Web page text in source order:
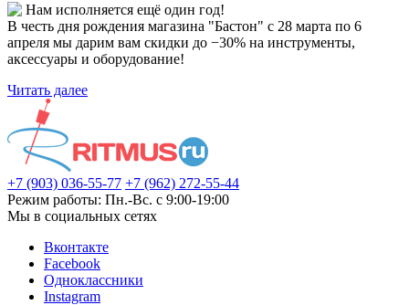
Нам исполняется ещё один год!
В честь дня рождения магазина "Бастон" с 28 марта по 6
апреля мы дарим вам скидки до −30% на инструменты,
аксессуары и оборудование!
Читать далее
+7 (903) 036-55-77 +7 (962) 272-55-44
Режим работы: Пн.-Вс. с 9:00-19:00
Мы в социальных сетях
Вконтакте
Facebook
Одноклассники
Instagram